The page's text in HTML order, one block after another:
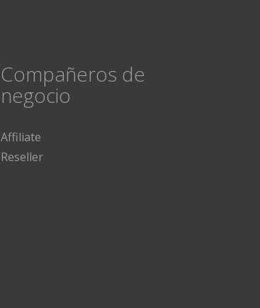
Compañeros de
negocio
Affiliate
Reseller